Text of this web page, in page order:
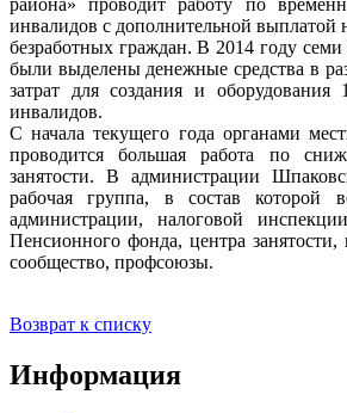
района» проводит работу по
инвалидов с дополнительной выплатой
безработных граждан. В 2014 году семи
были выделены денежные средства в
затрат для создания и оборудования
инвалидов.
С начала текущего года органами
проводится большая работа по
занятости. В администрации
рабочая группа, в состав которой
администрации, налоговой
Пенсионного фонда, центра занятости,
сообщество, профсоюзы.
Возврат к списку
Информация